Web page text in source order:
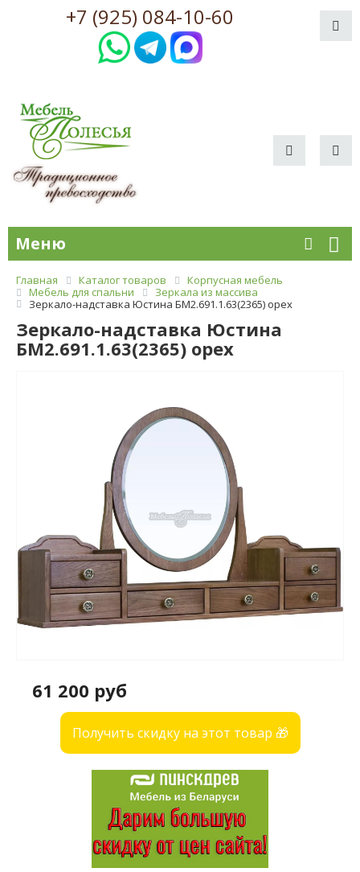
+7 (925) 084-10-60
Меню
Главная Каталог товаров
Корпусная мебель
Мебель для спальни
Зеркала из массива
Зеркало-надставка Юстина БМ2.691.1.63(2365) орех
Зеркало-надставка Юстина
БМ2.691.1.63(2365) орех
61 200 руб
Получить скидку на этот товар 🎁